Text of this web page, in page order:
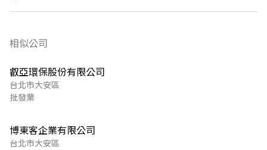
相似公司
叡亞環保股份有限公司
台北市大安區
批發業
博東客企業有限公司
台北市大安區